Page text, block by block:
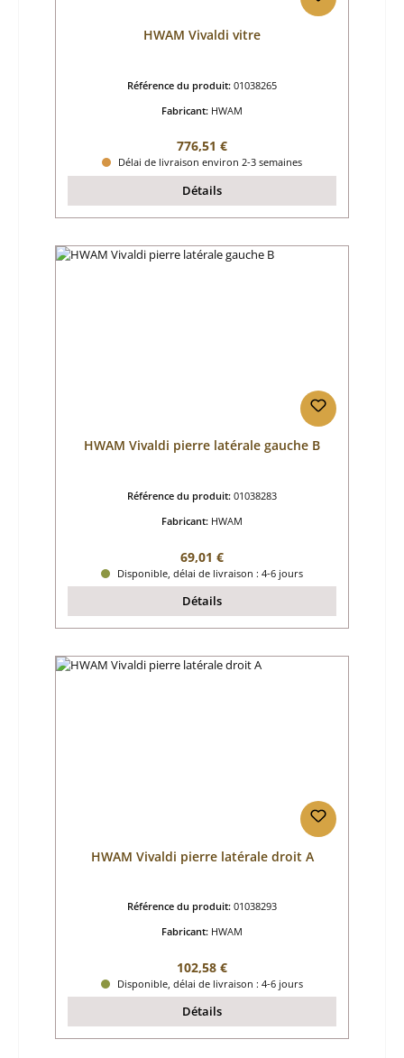
HWAM Vivaldi vitre
Référence du produit: 01038265
Fabricant: HWAM
Prix régulier :
776,51 €
Délai de livraison environ 2-3 semaines
Détails
HWAM Vivaldi pierre latérale gauche B
Référence du produit: 01038283
Fabricant: HWAM
Prix régulier :
69,01 €
Disponible, délai de livraison : 4-6 jours
Détails
HWAM Vivaldi pierre latérale droit A
Référence du produit: 01038293
Fabricant: HWAM
Prix régulier :
102,58 €
Disponible, délai de livraison : 4-6 jours
Détails